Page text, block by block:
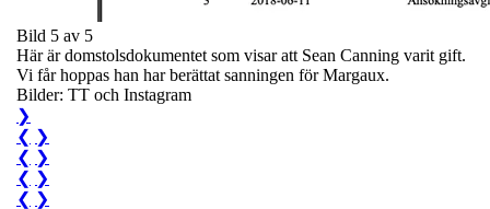
Bild 5 av 5
Här är domstolsdokumentet som visar att Sean Canning varit gift.
Vi får hoppas han har berättat sanningen för Margaux.
Bilder: TT och Instagram
❯
❮ ❯
❮ ❯
❮ ❯
❮ ❯